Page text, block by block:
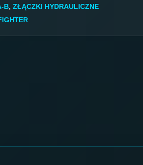
B, ZŁĄCZKI HYDRAULICZNE